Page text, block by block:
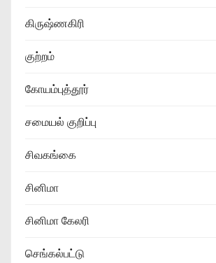
கிருஷ்ணகிரி
குற்றம்
கோயம்புத்தூர்
சமையல் குறிப்பு
சிவகங்கை
சினிமா
சினிமா கேலரி
செங்கல்பட்டு